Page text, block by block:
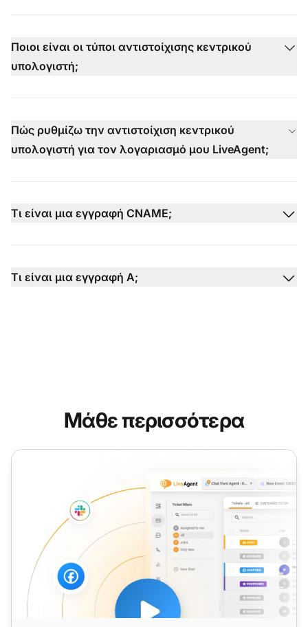
Ποιοι είναι οι τύποι αντιστοίχισης κεντρικού
υπολογιστή;
Πώς ρυθμίζω την αντιστοίχιση κεντρικού
υπολογιστή για τον λογαριασμό μου LiveAgent;
Τι είναι μια εγγραφή CNAME;
Τι είναι μια εγγραφή A;
Μάθε περισσότερα
Διεύθυνση Υποστήριξης